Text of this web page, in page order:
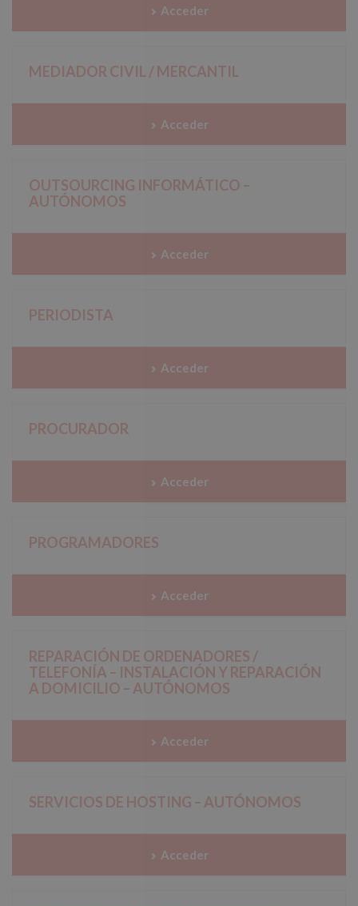
Acceder
MEDIADOR CIVIL / MERCANTIL
Acceder
OUTSOURCING INFORMÁTICO –
AUTÓNOMOS
Acceder
PERIODISTA
Acceder
PROCURADOR
Acceder
PROGRAMADORES
Acceder
REPARACIÓN DE ORDENADORES /
TELEFONÍA – INSTALACIÓN Y REPARACIÓN
A DOMICILIO – AUTÓNOMOS
Acceder
SERVICIOS DE HOSTING – AUTÓNOMOS
Acceder